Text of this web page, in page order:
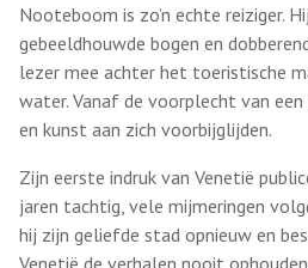
Nooteboom is zo’n echte reiziger.
gebeeldhouwde bogen en
lezer mee achter het toeristische
water. Vanaf de voorplecht van
en kunst aan zich voorbijglijden.
Zijn eerste indruk van Venetië
jaren tachtig, vele mijmeringen
hij zijn geliefde stad opnieuw en